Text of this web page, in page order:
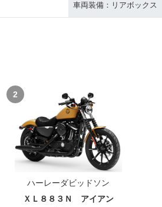
車両装備：リアボックス
2
ハーレーダビッドソン
ＸＬ８８３Ｎ アイアン